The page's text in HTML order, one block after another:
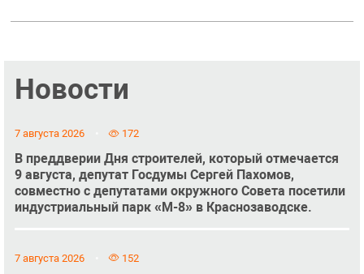
Новости
7 августа 2026 172
В преддверии Дня строителей, который отмечается
9 августа, депутат Госдумы Сергей Пахомов,
совместно с депутатами окружного Совета посетили
индустриальный парк «М-8» в Краснозаводске.
7 августа 2026 152